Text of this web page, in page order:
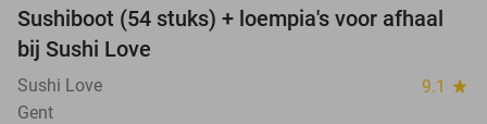
34%
TODAY
Sushiboot (54 stuks) + loempia's voor afhaal
bij Sushi Love
Sushi Love 9.1 star
Gent